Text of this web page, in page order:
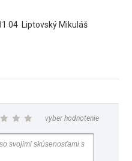
04 Liptovský Mikuláš
vyber hodnotenie